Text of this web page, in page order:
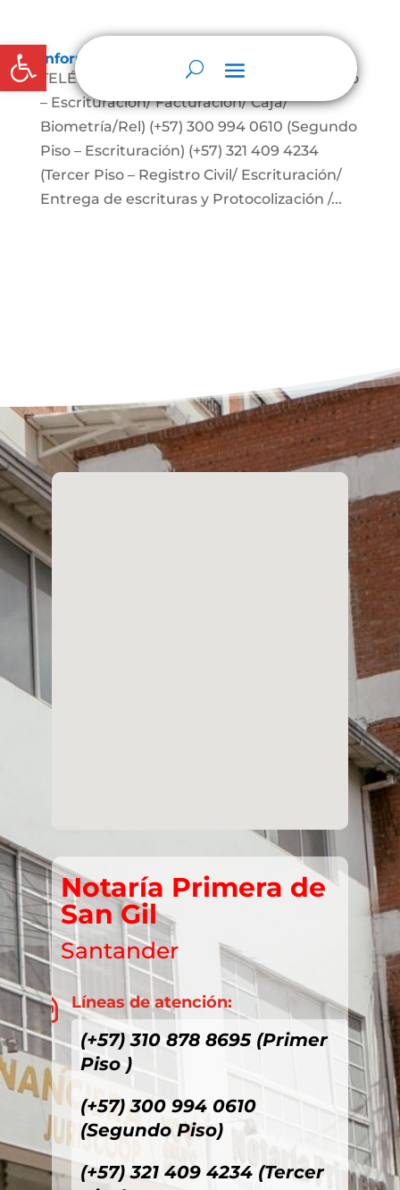
Abrir barra de herramientas
Información De Contacto
TELÉFONOS: (+57) 310 878 8695 (Primer Piso
– Escrituración/ Facturación/ Caja/
Biometría/Rel) (+57) 300 994 0610 (Segundo
Piso – Escrituración) (+57) 321 409 4234
(Tercer Piso – Registro Civil/ Escrituración/
Entrega de escrituras y Protocolización /...
Notaría Primera de
San Gil
Santander
 Líneas de atención:
(+57) 310 878 8695 (Primer
Piso )
(+57) 300 994 0610
(Segundo Piso)
(+57) 321 409 4234 (Tercer